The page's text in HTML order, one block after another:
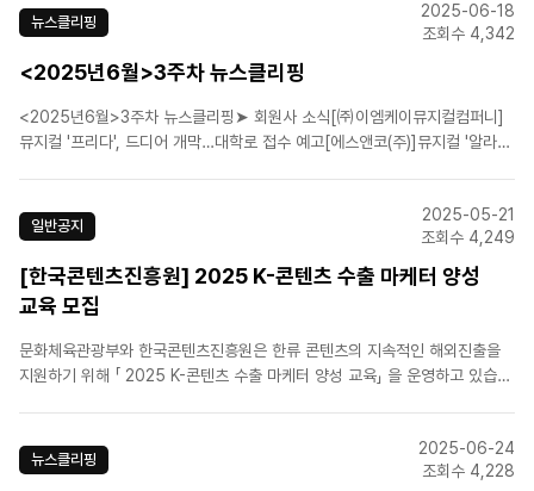
쳐(주)]뮤지컬 '리틀잭', 6월 28일 개막....
뉴스클리핑
2025-06-18
조회수 4,342
<2025년6월>3주차 뉴스클리핑
<2025년6월>3주차 뉴스클리핑➤ 회원사 소식[㈜이엠케이뮤지컬컴퍼니]
뮤지컬 '프리다', 드디어 개막…대학로 접수 예고[에스앤코(주)]뮤지컬 '알라딘'
공연 9월3일 개막[(주)쇼노트]..
일반공지
2025-05-21
조회수 4,249
[한국콘텐츠진흥원] 2025 K-콘텐츠 수출 마케터 양성
교육 모집
문화체육관광부와 한국콘텐츠진흥원은 한류 콘텐츠의 지속적인 해외진출을
지원하기 위해 「 2025 K-콘텐츠 수출 마케터 양성 교육」 을 운영하고 있습니
절차를 배우는 기본 과정과 ▴해외 선진 콘텐츠 시장 진출 전략..
뉴스클리핑
2025-06-24
조회수 4,228